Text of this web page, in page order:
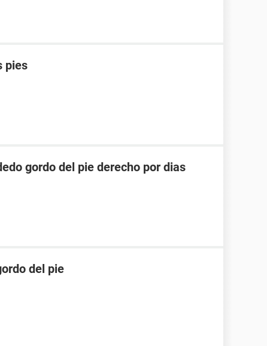
pies
gordo del pie derecho por dias
del pie